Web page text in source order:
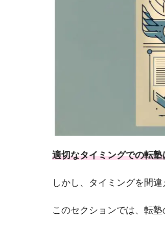
適切なタイミングでの転
しかし、タイミングを間
このセクションでは、転